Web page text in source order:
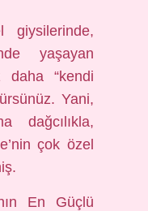
giysilerinde,
yaşayan
daha “kendi
Yani,
dağcılıkla,
çok özel
En Güçlü